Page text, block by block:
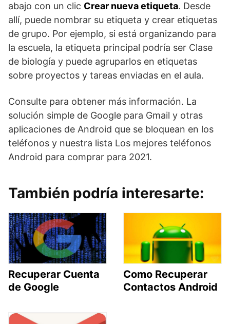
abajo con un clic Crear nueva etiqueta. Desde
allí, puede nombrar su etiqueta y crear etiquetas
de grupo. Por ejemplo, si está organizando para
la escuela, la etiqueta principal podría ser Clase
de biología y puede agruparlos en etiquetas
sobre proyectos y tareas enviadas en el aula.
Consulte para obtener más información. La
solución simple de Google para Gmail y otras
aplicaciones de Android que se bloquean en los
teléfonos y nuestra lista Los mejores teléfonos
Android para comprar para 2021.
También podría interesarte:
Recuperar Cuenta
de Google
Como Recuperar
Contactos Android